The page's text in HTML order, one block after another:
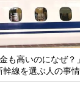
も高いのになぜ
線を選ぶ人の事情